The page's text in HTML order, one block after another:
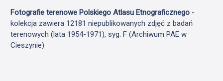
Fotografie terenowe Polskiego Atlasu Etnograficznego -
kolekcja zawiera 12181 niepublikowanych zdjęć z badań
terenowych (lata 1954-1971), syg. F (Archiwum PAE w
Cieszynie)